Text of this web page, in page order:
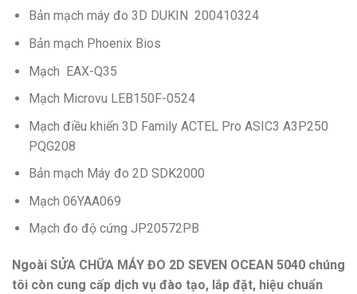
Bản mạch máy đo 3D DUKIN 200410324
Bản mạch Phoenix Bios
Mạch EAX-Q35
Mạch Microvu LEB150F-0524
Mạch điều khiển 3D Family ACTEL Pro ASIC3 A3P250
PQG208
Bản mạch Máy đo 2D SDK2000
Mạch 06YAA069
Mạch đo độ cứng JP20572PB
Ngoài SỬA CHỮA MÁY ĐO 2D SEVEN OCEAN 5040 chúng
tôi còn cung cấp dịch vụ đào tạo, lắp đặt, hiệu chuẩn